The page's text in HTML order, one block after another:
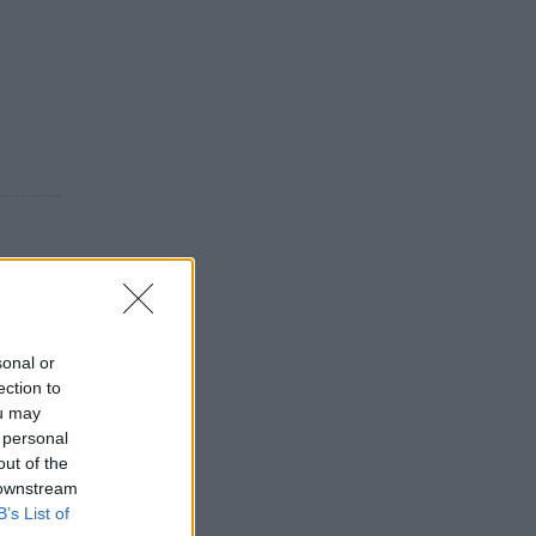
or
to
may
of the
List of